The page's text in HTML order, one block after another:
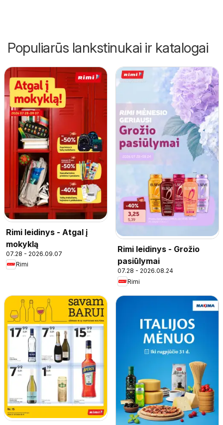
Populiarūs lankstinukai ir katalogai
Rimi leidinys - Atgal į
mokyklą
07.28 - 2026.09.07
Rimi
Rimi leidinys - Grožio
pasiūlymai
07.28 - 2026.08.24
Rimi